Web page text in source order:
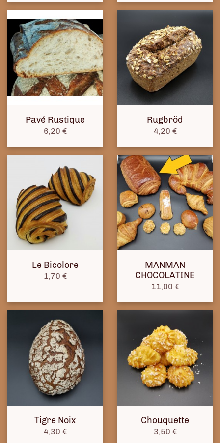
Pavé Rustique
Prix
6,20 €
Rugbröd
Prix
4,20 €
Le Bicolore
Prix
1,70 €
MANMAN
CHOCOLATINE
Prix
11,00 €
Tigre Noix
Prix
4,30 €
Chouquette
Prix
3,50 €